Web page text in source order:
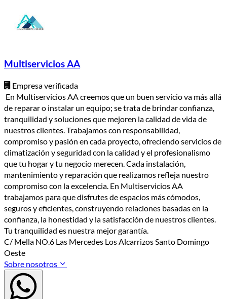
Multiservicios AA
Empresa verificada
En Multiservicios AA creemos que un buen servicio va más allá
de reparar o instalar un equipo; se trata de brindar confianza,
tranquilidad y soluciones que mejoren la calidad de vida de
nuestros clientes. Trabajamos con responsabilidad,
compromiso y pasión en cada proyecto, ofreciendo servicios de
climatización y seguridad con la calidad y el profesionalismo
que tu hogar y tu negocio merecen. Cada instalación,
mantenimiento y reparación que realizamos refleja nuestro
compromiso con la excelencia. En Multiservicios AA
trabajamos para que disfrutes de espacios más cómodos,
seguros y eficientes, construyendo relaciones basadas en la
confianza, la honestidad y la satisfacción de nuestros clientes.
Tu tranquilidad es nuestra mejor garantía.
C/ Mella NO.6 Las Mercedes Los Alcarrizos Santo Domingo
Oeste
Sobre nosotros